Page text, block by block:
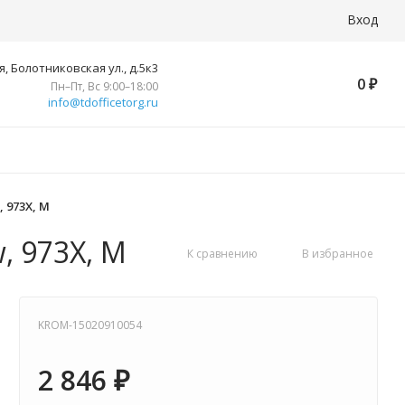
Вход
Болотниковская ул., д.5к3
Пн–Пт, Вс 9:00–18:00
info@tdofficetorg.ru
0 ₽
M
973X, M К сравнению В избранное
KROM-15020910054
2 846 ₽